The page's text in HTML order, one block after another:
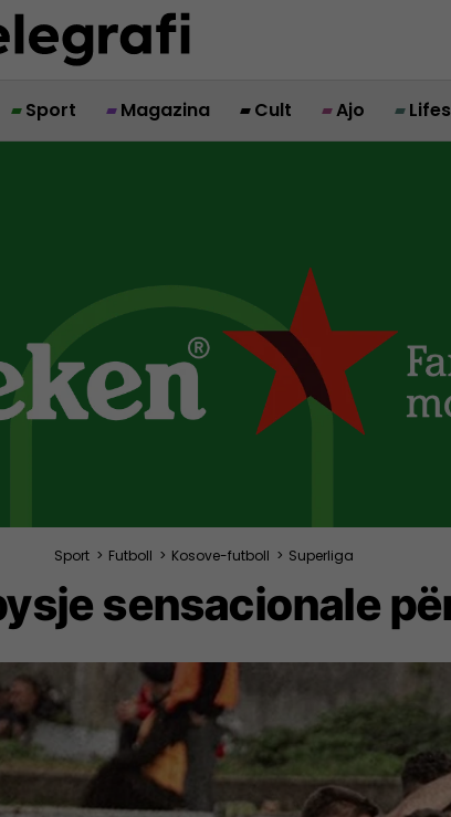
Sport Magazina Cult Ajo
Sport > Futboll > Kosove-futboll > Superliga
sensacionale